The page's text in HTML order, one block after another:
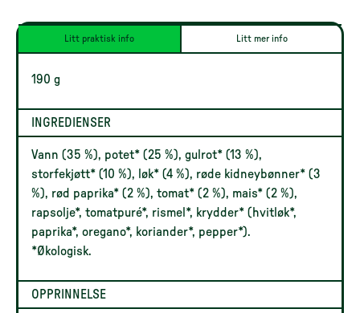
Litt praktisk info Litt mer info
190 g
INGREDIENSER
Vann (35 %), potet* (25 %), gulrot* (13 %),
storfekjøtt* (10 %), løk* (4 %), røde kidneybønner* (3
%), rød paprika* (2 %), tomat* (2 %), mais* (2 %),
rapsolje*, tomatpuré*, rismel*, krydder* (hvitløk*,
paprika*, oregano*, koriander*, pepper*).
*Økologisk.
OPPRINNELSE